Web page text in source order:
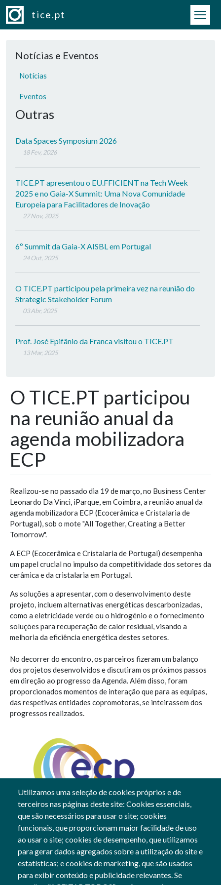
Passar para o conteúdo principal
tice.pt
Notícias e Eventos
Notícias
Eventos
Outras
Data Spaces Symposium 2026
18 Fev, 2026
TICE.PT apresentou o EU.FFICIENT na Tech Week
2025 e no Gaia-X Summit: Uma Nova Comunidade
Europeia para Facilitadores de Inovação
27 Nov, 2025
6º Summit da Gaia-X AISBL em Portugal
24 Out, 2025
O TICE.PT participou pela primeira vez na reunião do
Strategic Stakeholder Forum
03 Abr, 2025
Prof. José Epifânio da Franca visitou o TICE.PT
13 Mar, 2025
O TICE.PT participou
na reunião anual da
agenda mobilizadora
ECP
Realizou-se no passado dia 19 de março, no Business Center
Leonardo Da Vinci, iParque, em Coimbra, a reunião anual da
agenda mobilizadora ECP (Ecocerâmica e Cristalaria de
Portugal), sob o mote "All Together, Creating a Better
Tomorrow".
A ECP (Ecocerâmica e Cristalaria de Portugal) desempenha
um papel crucial no impulso da competitividade dos setores da
cerâmica e da cristalaria em Portugal.
As soluções a apresentar, com o desenvolvimento deste
projeto, incluem alternativas energéticas descarbonizadas,
como a eletricidade verde ou o hidrogénio e o fornecimento
soluções para recuperação de calor residual, visando a
melhoria da eficiência energética destes setores.
No decorrer do encontro, os parceiros fizeram um balanço
dos projetos desenvolvidos e discutiram os próximos passos
em direção ao progresso da Agenda. Além disso, foram
proporcionados momentos de interação que para as equipas,
das respetivas entidades copromotoras, se inteirassem dos
progressos realizados.
21 Mar, 2024
Gerais
Siga-nos
Utilizamos uma seleção de cookies próprios e de
terceiros nas páginas deste site: Cookies essenciais,
que são necessários para usar o site; cookies
funcionais, que proporcionam maior facilidade de uso
ao usar o site; cookies de desempenho, que utilizamos
para gerar dados agregados sobre a utilização do site e
estatísticas; e cookies de marketing, que são usados
para exibir conteúdo e publicidade relevantes. Se